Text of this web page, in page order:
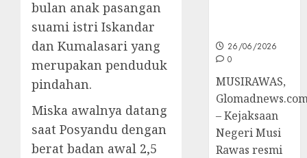
bulan anak pasangan
suami istri Iskandar
dan Kumalasari yang
merupakan penduduk
pindahan.
Miska awalnya datang
saat Posyandu dengan
berat badan awal 2,5
26/06/2026
0
MUSIRAWAS,
– Kejaksaan
Negeri Musi
Rawas resmi